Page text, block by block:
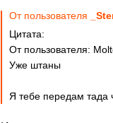
От пользователя
Цитата:
От пользователя:
Уже штаны
Я тебе передам тада